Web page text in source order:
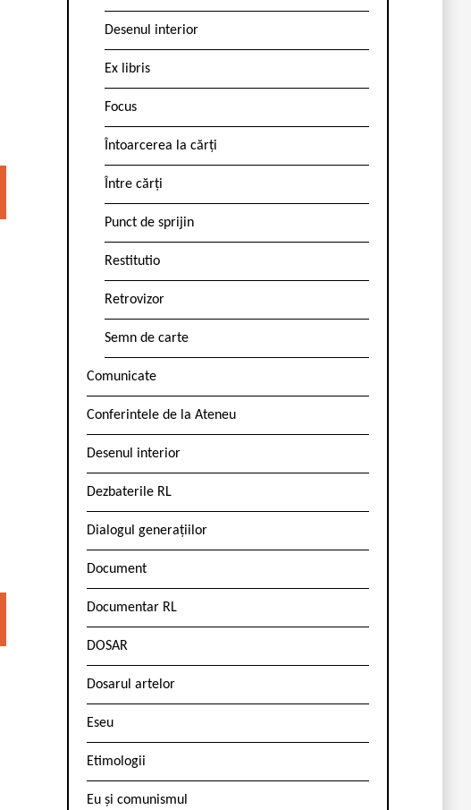
Desenul interior
Ex libris
Focus
Întoarcerea la cărți
Între cărți
Punct de sprijin
Restitutio
Retrovizor
Semn de carte
Comunicate
Conferintele de la Ateneu
Desenul interior
Dezbaterile RL
Dialogul generațiilor
Document
Documentar RL
DOSAR
Dosarul artelor
Eseu
Etimologii
Eu și comunismul